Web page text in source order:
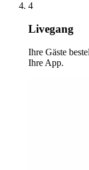
4
Livegang
Ihre Gäste
Ihre App.